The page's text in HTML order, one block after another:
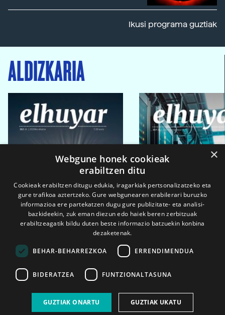
Ikusi programa guztiak
ALDIZKARIA
2026ko eka. 1a 2026ko mar. 1a
×
Webgune honek cookieak
erabiltzen ditu
Cookieak erabiltzen ditugu edukia, iragarkiak pertsonalizatzeko eta
gure trafikoa aztertzeko. Gure webgunearen erabilerari buruzko
informazioa ere partekatzen dugu gure publizitate- eta analisi-
bazkideekin, zuk eman diezun edo haiek beren zerbitzuak
erabiltzeagatik bildu duten beste informazio batzuekin konbina
dezaketenak.
BEHAR-BEHARREZKOA ERRENDIMENDUA
BIDERATZEA FUNTZIONALTASUNA
GUZTIAK ONARTU GUZTIAK UKATU